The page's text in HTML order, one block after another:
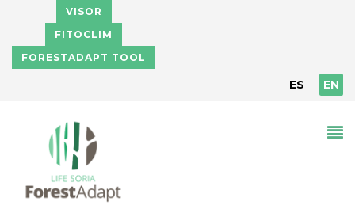
Skip to main content
VISOR
FITOCLIM
FORESTADAPT TOOL
ES EN